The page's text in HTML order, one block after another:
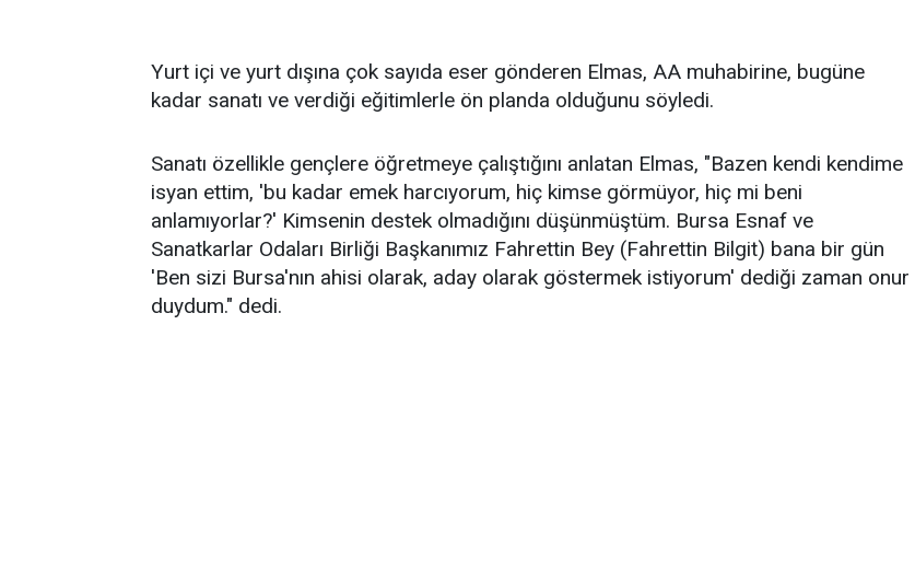
Yurt içi ve yurt dışına çok sayıda eser gönderen Elmas, AA muhabirine, bugüne
kadar sanatı ve verdiği eğitimlerle ön planda olduğunu söyledi.
Sanatı özellikle gençlere öğretmeye çalıştığını anlatan Elmas, "Bazen kendi kendime
isyan ettim, 'bu kadar emek harcıyorum, hiç kimse görmüyor, hiç mi beni
anlamıyorlar?' Kimsenin destek olmadığını düşünmüştüm. Bursa Esnaf ve
Sanatkarlar Odaları Birliği Başkanımız Fahrettin Bey (Fahrettin Bilgit) bana bir gün
'Ben sizi Bursa'nın ahisi olarak, aday olarak göstermek istiyorum' dediği zaman onur
duydum." dedi.